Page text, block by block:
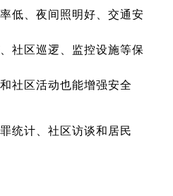
低、夜间照明好、交通安
社区巡逻、监控设施等保
社区活动也能增强安全
统计、社区访谈和居民